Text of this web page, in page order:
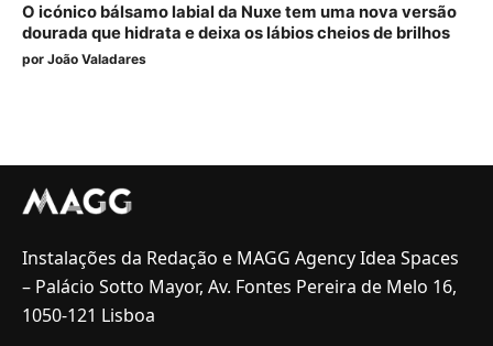
O icónico bálsamo labial da Nuxe tem uma nova versão
dourada que hidrata e deixa os lábios cheios de brilhos
por João Valadares
Instalações da Redação e MAGG Agency Idea Spaces
– Palácio Sotto Mayor, Av. Fontes Pereira de Melo 16,
1050-121 Lisboa